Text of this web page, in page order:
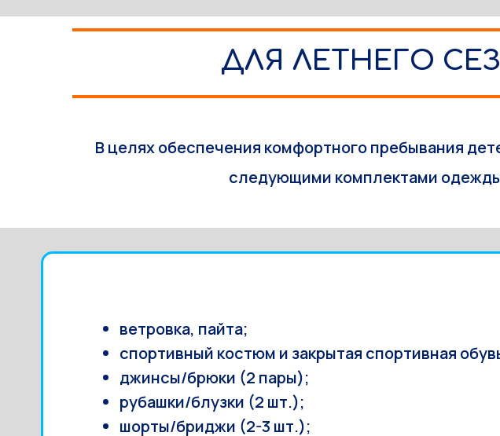
ДЛЯ ЛЕТНЕГО
В целях обеспечения комфортного пребывания
следующими комплектами
ветровка, пайта;
спортивный костюм и закрытая спортивная
джинсы/брюки (2 пары);
рубашки/блузки (2 шт.);
шорты/бриджи (2-3 шт.);